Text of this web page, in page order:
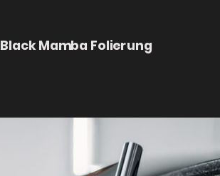
Black Mamba Folierung